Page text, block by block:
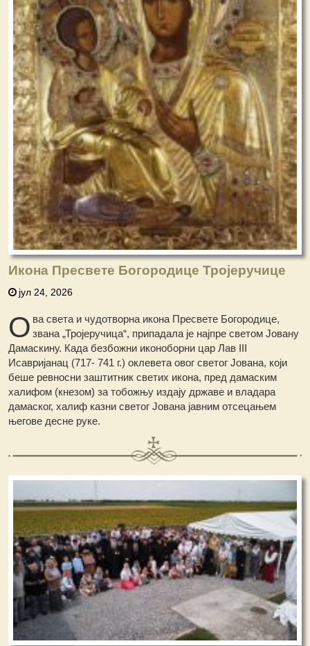
Икона Пресвете Богородице Тројеручице
јул 24, 2026
О ва света и чудотворна икона Пресвете Богородице,
звана „Тројеручица“, припадала је најпре светом Јовану
Дамаскину. Када безбожни иконоборни цар Лав III
Исавријанац (717- 741 г.) оклевета овог светог Јована, који
беше ревносни заштитник светих икона, пред дамаским
халифом (кнезом) за тобожњу издају државе и владара
дамаског, халиф казни светог Јована јавним отсецањем
његове десне руке.